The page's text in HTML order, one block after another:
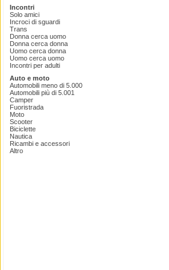
Incontri
Solo amici
Incroci di sguardi
Trans
Donna cerca uomo
Donna cerca donna
Uomo cerca donna
Uomo cerca uomo
Incontri per adulti
Auto e moto
Automobili meno di 5.000
Automobili più di 5.001
Camper
Fuoristrada
Moto
Scooter
Biciclette
Nautica
Ricambi e accessori
Altro